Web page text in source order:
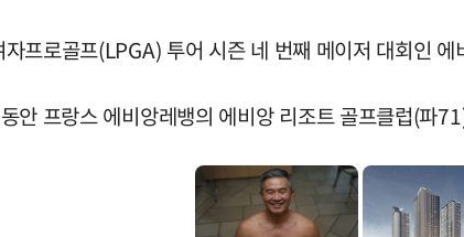
프로골프(LPGA) 투어 시즌 네 번째 메이저 대회인
안 프랑스 에비앙레뱅의 에비앙 리조트 골프클럽(파